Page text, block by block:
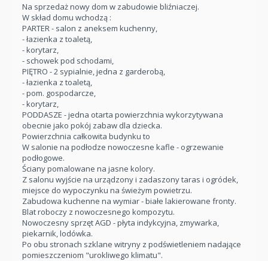
Na sprzedaż nowy dom w zabudowie bliźniaczej.
W skład domu wchodzą :
PARTER - salon z aneksem kuchenny,
- łazienka z toaletą,
- korytarz,
- schowek pod schodami,
PIĘTRO - 2 sypialnie, jedna z garderobą,
- łazienka z toaletą,
- pom. gospodarcze,
- korytarz,
PODDASZE - jedna otarta powierzchnia wykorzytywana
obecnie jako pokój zabaw dla dziecka.
Powierzchnia całkowita budynku to
W salonie na podłodze nowoczesne kafle - ogrzewanie
podłogowe.
Ściany pomalowane na jasne kolory.
Z salonu wyjście na urządzony i zadaszony taras i ogródek,
miejsce do wypoczynku na świeżym powietrzu.
Zabudowa kuchenne na wymiar - białe lakierowane fronty.
Blat roboczy z nowoczesnego kompozytu.
Nowoczesny sprzęt AGD - płyta indykcyjna, zmywarka,
piekarnik, lodówka.
Po obu stronach szklane witryny z podświetleniem nadające
pomieszczeniom "urokliwego klimatu".